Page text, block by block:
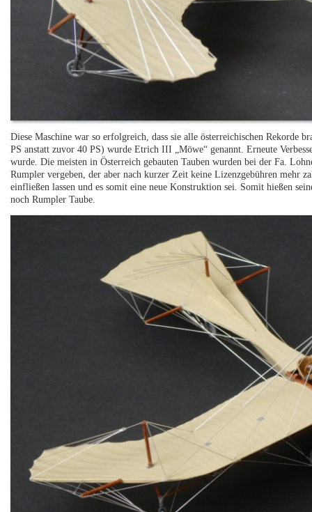
Diese Maschine war so erfolgreich, dass sie alle österreichischen Rekorde
PS anstatt zuvor 40 PS) wurde Etrich III „Möwe“ genannt. Erneute
wurde. Die meisten in Österreich gebauten Tauben wurden bei der Fa.
Rumpler vergeben, der aber nach kurzer Zeit keine Lizenzgebühren mehr
einfließen lassen und es somit eine neue Konstruktion sei. Somit hießen
noch Rumpler Taube.